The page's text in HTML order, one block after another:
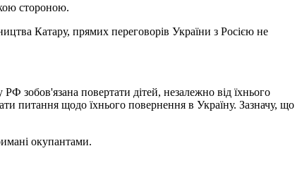
стороною.
Катару, прямих переговорів України з Росією не
повертати дітей, незалежно від їхнього
питання щодо їхнього повернення в Україну. Зазначу, що
окупантами.